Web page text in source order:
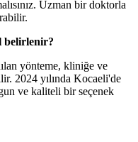
Uzman bir doktorla
belirlenir?
yönteme, kliniğe ve
2024 yılında Kocaeli'de
ve kaliteli bir seçenek